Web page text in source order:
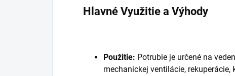
Hlavné Využitie a Výhody
Použitie: Potrubie je určené na
mechanickej ventilácie,